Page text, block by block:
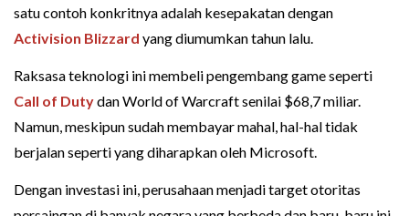
satu contoh konkritnya adalah kesepakatan dengan
Activision Blizzard yang diumumkan tahun lalu.
Raksasa teknologi ini membeli pengembang game seperti
Call of Dutydan World of Warcraft senilai $68,7 miliar.
Namun, meskipun sudah membayar mahal, hal-hal tidak
berjalan seperti yang diharapkan oleh Microsoft.
Dengan investasi ini, perusahaan menjadi target otoritas